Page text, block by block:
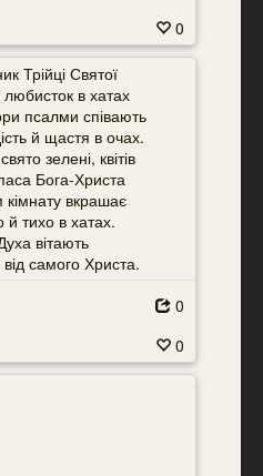
0
Трійці Святої
любисток в хатах
псалми співають
й щастя в очах.
зелені, квітів
Бога-Христа
вкрашає
й тихо в хатах.
вітають
самого Христа.
0
0